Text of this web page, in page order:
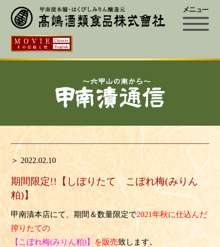
＞ 2022.02.10
期間限定!!【しぼりたて こぼれ梅(みりん
粕)】
甲南漬本店にて、期間＆数量限定で2021年秋に仕込んだ
搾りたての
【こぼれ梅(みりん粕)】 を販売致します。